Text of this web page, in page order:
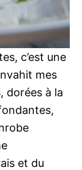
c’est une
mes
dorées à la
et du